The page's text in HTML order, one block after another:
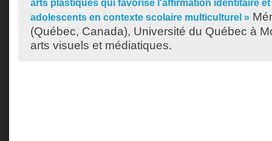
arts plastiques qui favorise l'affirmation identitaire
adolescents en contexte scolaire multiculturel »
(Québec, Canada), Université du Québec à
arts visuels et médiatiques.